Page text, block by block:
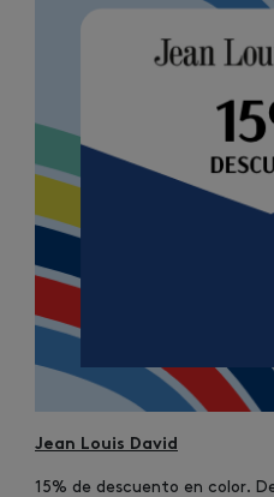
Jean Louis David
15% de descuento en color.